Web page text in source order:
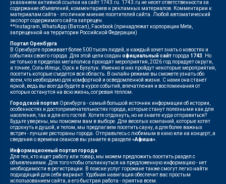
указанием активной ссылки на сайт 1743.ru. 1743.ru не несет ответственности за
содержание объявлений, комментариев и рекламных материалов. Комментарии к
материалам сайта - это личное мнение посетителей сайта. Любой автоматический
экспорт содержимого сайта запрещен.
**Instagram, WhatsApp (Ватсап), Facebook (принадлежат корпорации Meta,
запрещенной на территории Российской Федерации)
Портал Оренбурга
В Оренбурге проживает более 500 тысяч людей, и каждый хочет знать о новостях и
событиях своего города. Для этой цели создан официальный сайт города 1743 . Но
не только в пределах мегаполиса проходят мероприятия, 2026 год порадует округи,
а точнее, Соль-Илецк, Орск и Бузулук. Именно в них пройдут некоторые мероприятия,
посетить которые съедется вся область. В онлайн-режиме вы сможете узнать обо
всем, что необходимо для комфортной и осведомленной жизни. С нами она станет
яркой, ведь вы всегда будете в курсе событий, впечатления и воспоминания от
которых останутся на всю жизнь, согревая теплом.
Городской портал Оренбурга - самый большой источник информации об истории,
особенностях и достопримечательностях города, которые станут полезными как для
населения, так и для его гостей. Хотите отдохнуть, но не знаете куда отправиться?
Будьте уверены, мы поможем вам в выборе. Для веселых компаний, которые хотят
отдохнуть и душой, и телом, мы предлагаем посетить сауну, а для более важных
встреч - лучшие рестораны города. Отправьтесь с любимым в кино или на концерт, а
сведения о времени сеансов вы узнаете в разделе«Афиша»
Информационный портал города
Для тех, кто ищет работу или товар, мы можем предложить посетить раздел с
объявлениями. Для того чтобы откликнуться на предложенную информацию - нет
необходимости в регистрации. В поиске услуг горожане также смогут легко найти
подходящий для себя вариант. Удобная навигация обеспечит вас простым
использованием сайта, а его быстрая работа - приятна всем.